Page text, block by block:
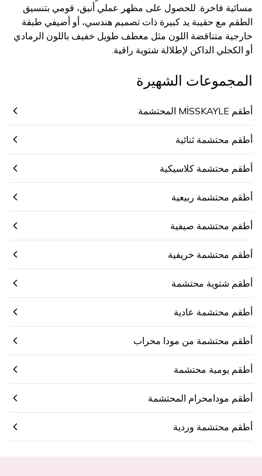
مسائية فاخرة. للحصول على مظهر عملي أنيق، قومي بتنسيق
الطقم مع حقيبة يد كبيرة ذات تصميم هندسي، أو أضيفي طبقة
خارجية متناقضة اللون مثل معطف طويل خفيف باللون الرمادي
أو الكحلي الداكن لإطلالة شتوية راقية.
المجموعات الشهيرة
أطقم MİSSKAYLE المحتشمة
أطقم محتشمة ثنائية
أطقم محتشمة كلاسيكية
أطقم محتشمة ربيعية
أطقم محتشمة صيفية
أطقم محتشمة خريفية
أطقم شتوية محتشمة
أطقم محتشمة عادية
أطقم محتشمة من مودا محراب
أطقم يومية محتشمة
أطقم مودامحرام المحتشمة
أطقم محتشمة وردية